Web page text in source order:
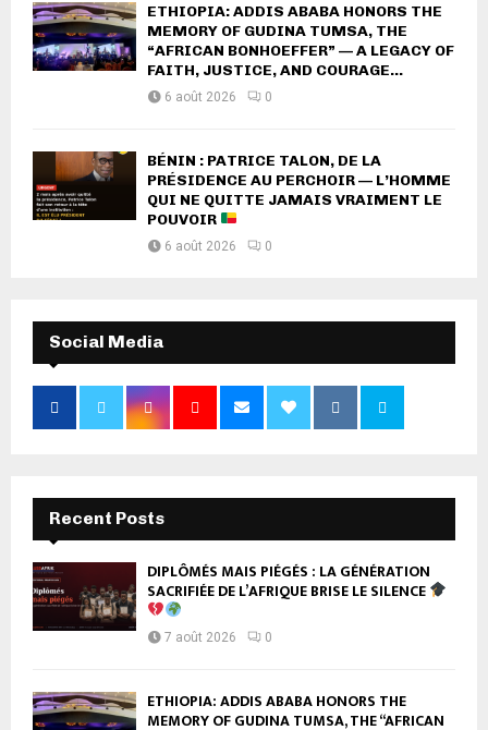
ETHIOPIA: ADDIS ABABA HONORS THE
MEMORY OF GUDINA TUMSA, THE
“AFRICAN BONHOEFFER” — A LEGACY OF
FAITH, JUSTICE, AND COURAGE...
6 août 2026 0
BÉNIN : PATRICE TALON, DE LA
PRÉSIDENCE AU PERCHOIR — L’HOMME
QUI NE QUITTE JAMAIS VRAIMENT LE
POUVOIR
6 août 2026 0
Social Media
Recent Posts
DIPLÔMÉS MAIS PIÉGÉS : LA GÉNÉRATION
SACRIFIÉE DE L’AFRIQUE BRISE LE SILENCE
7 août 2026 0
ETHIOPIA: ADDIS ABABA HONORS THE
MEMORY OF GUDINA TUMSA, THE “AFRICAN